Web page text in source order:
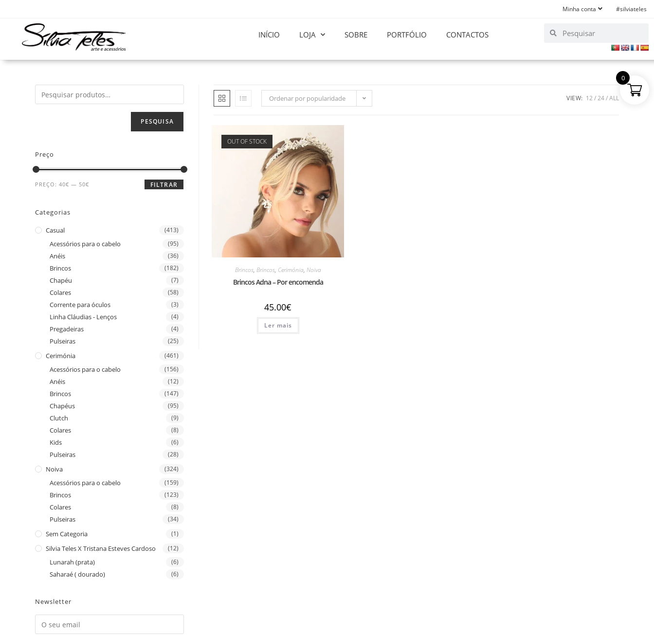
Minha conta #silviateles
INÍCIO LOJA SOBRE PORTFÓLIO CONTACTOS
Ordenar por popularidade VIEW: 12 24 ALL
OUT OF STOCK
Brincos, Brincos, Cerimónia, Noiva
Brincos Adna – Por encomenda
45.00€
Ler mais
PESQUISA
Preço
FILTRAR
PREÇO: 40€ — 50€
Categorias
Casual (413)
Acessórios para o cabelo (95)
Anéis (36)
Brincos (182)
Chapéu (7)
Colares (58)
Corrente para óculos (3)
Linha Cláudias - Lenços (4)
Pregadeiras (4)
Pulseiras (25)
Cerimónia (461)
Acessórios para o cabelo (156)
Anéis (12)
Brincos (147)
Chapéus (95)
Clutch (9)
Colares (8)
Kids (6)
Pulseiras (28)
Noiva (324)
Acessórios para o cabelo (159)
Brincos (123)
Colares (8)
Pulseiras (34)
Sem Categoria (1)
Silvia Teles X Tristana Esteves Cardoso (12)
Lunarah (prata) (6)
Saharaé ( dourado) (6)
Newsletter
0